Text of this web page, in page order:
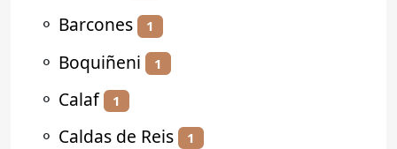
⚬ Barcones 1
⚬ Boquiñeni 1
⚬ Calaf 1
⚬ Caldas de Reis 1